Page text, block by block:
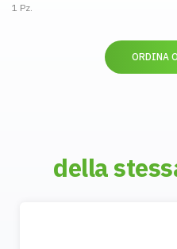
1 Pz.
ORDINA
della